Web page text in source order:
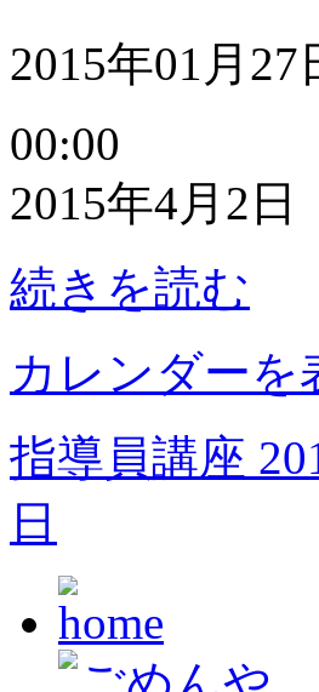
2015年01月27
春
の
楽
会
00:00
2015年4月2日
続きを読む
カレンダーを
指導員講座
日